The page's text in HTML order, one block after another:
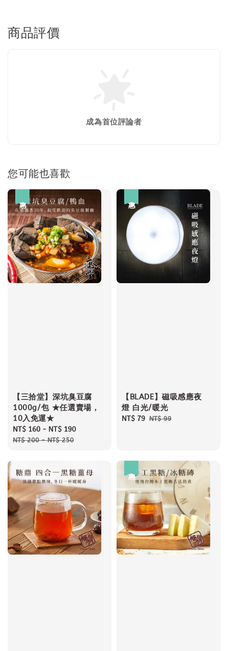
商品評價
成為首位評論者
您可能也喜歡
【三拾堂】深坑臭豆腐
1000g/包 ★任選賣場，
10入免運★
Sale
price
NT$ 160 - NT$ 190
NT$ 200-NT$ 250
【BLADE】磁吸感應夜
燈 白光/暖光
Sale
NT$ 79 Regular
NT$ 99